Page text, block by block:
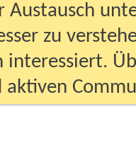
Austausch
zu
interessiert.
aktiven